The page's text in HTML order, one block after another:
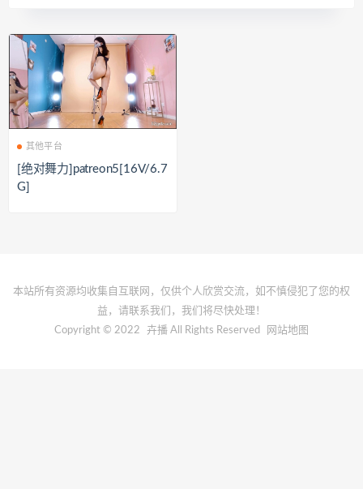
其他平台
[绝对舞力]patreon5[16V/6.7
G]
本站所有资源均收集自互联网，仅供个人欣赏交流，如不慎侵犯了您的权
益，请联系我们，我们将尽快处理！
Copyright © 2022
卉播 All Rights Reserved 网站地图